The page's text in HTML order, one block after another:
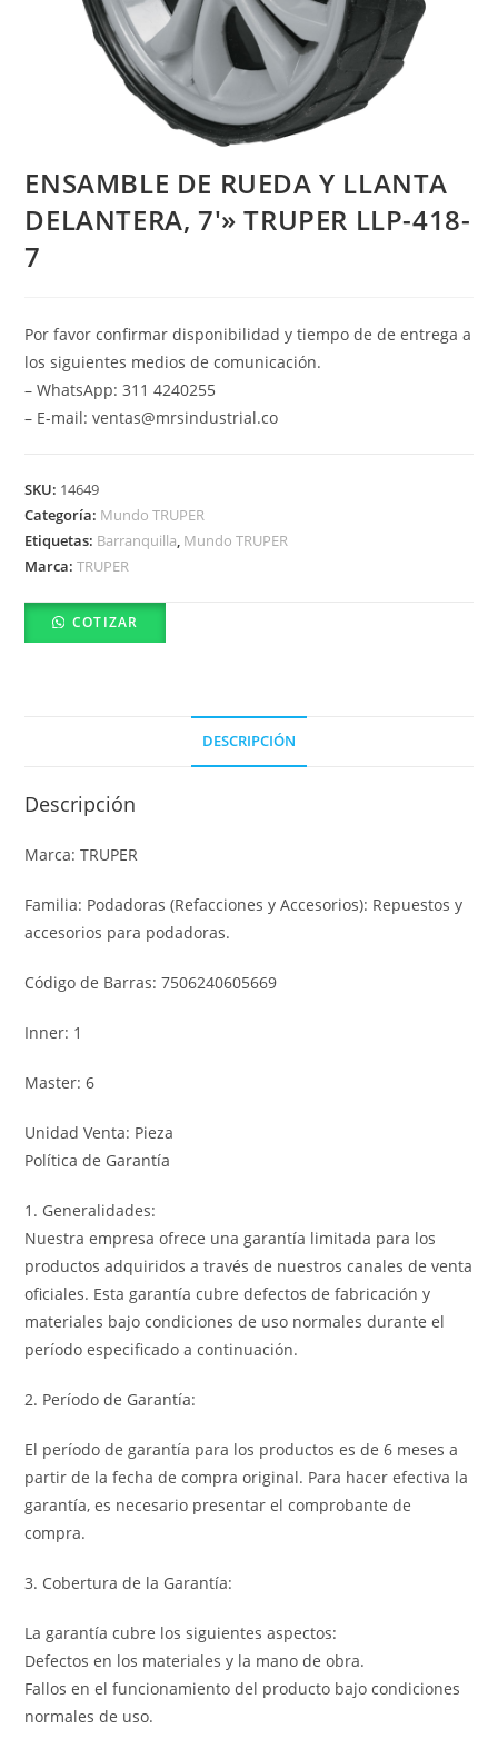
ENSAMBLE DE RUEDA Y LLANTA
DELANTERA, 7′» TRUPER LLP-418-
7
Por favor confirmar disponibilidad y tiempo de de entrega a
los siguientes medios de comunicación.
– WhatsApp: 311 4240255
– E-mail: ventas@mrsindustrial.co
SKU: 14649
Categoría: Mundo TRUPER
Etiquetas: Barranquilla, Mundo TRUPER
Marca:TRUPER
COTIZAR
DESCRIPCIÓN
Descripción
Marca: TRUPER
Familia: Podadoras (Refacciones y Accesorios): Repuestos y
accesorios para podadoras.
Código de Barras: 7506240605669
Inner: 1
Master: 6
Unidad Venta: Pieza
Política de Garantía
1. Generalidades:
Nuestra empresa ofrece una garantía limitada para los
productos adquiridos a través de nuestros canales de venta
oficiales. Esta garantía cubre defectos de fabricación y
materiales bajo condiciones de uso normales durante el
período especificado a continuación.
2. Período de Garantía:
El período de garantía para los productos es de 6 meses a
partir de la fecha de compra original. Para hacer efectiva la
garantía, es necesario presentar el comprobante de
compra.
3. Cobertura de la Garantía:
La garantía cubre los siguientes aspectos:
Defectos en los materiales y la mano de obra.
Fallos en el funcionamiento del producto bajo condiciones
normales de uso.